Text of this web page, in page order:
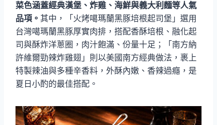
菜色涵蓋經典漢堡、炸雞、海鮮與義大利麵等人氣
品項。 其中，「火烤噶瑪蘭黑豚培根起司堡」選用
台灣噶瑪蘭黑豚厚實肉排，搭配香酥培根、融化起
司與酥炸洋蔥圈，肉汁飽滿、份量十足；「南方納
許維爾勁辣炸雞翅」則以美國南方經典做法，裹上
特製辣油與多種辛香料，外酥內嫩、香辣過癮，是
夏日小酌的最佳搭配。